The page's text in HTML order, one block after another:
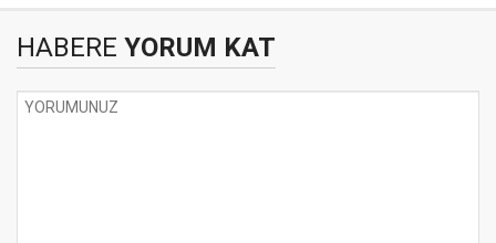
HABERE YORUM KAT